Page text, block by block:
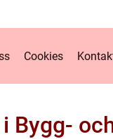
Cookies
Bygg-